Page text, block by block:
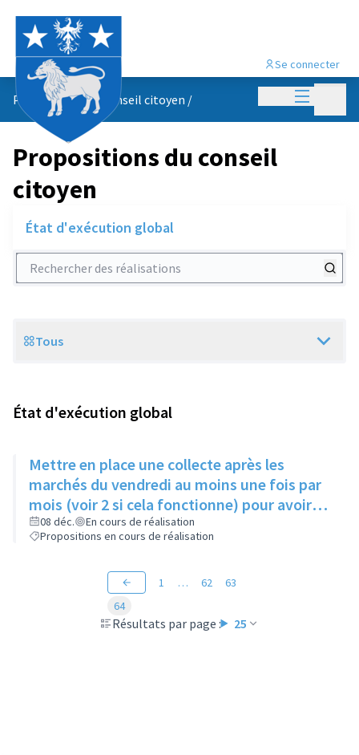
Menu
Se connecter
Propositions du conseil citoyen /
Propositions du conseil
citoyen
État d'exécution global
Rechercher des réalisations
Scope
Tous
État d'exécution global
Mettre en place une collecte après les
marchés du vendredi au moins une fois par
mois (voir 2 si cela fonctionne) pour avoir
des produits frais pour l'Epice'Rill
08 déc.
En cours de réalisation
Propositions en cours de réalisation
Résultats par page : 25
1 … 62
63
64